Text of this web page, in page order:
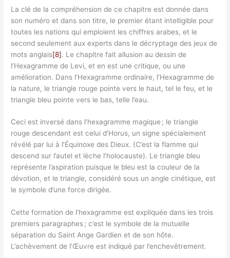
La clé de la compréhension de ce chapitre est donnée dans
son numéro et dans son titre, le premier étant intelligible pour
toutes les nations qui emploient les chiffres arabes, et le
second seulement aux experts dans le décryptage des jeux de
mots anglais[8]. Le chapitre fait allusion au dessin de
l’Hexagramme de Levi, et en est une critique, ou une
amélioration. Dans l’Hexagramme ordinaire, l’Hexagramme de
la nature, le triangle rouge pointe vers le haut, tel le feu, et le
triangle bleu pointe vers le bas, telle l’eau.
Ceci est inversé dans l’hexagramme magique ; le triangle
rouge descendant est celui d’Horus, un signe spécialement
révélé par lui à l’Équinoxe des Dieux. (C’est la flamme qui
descend sur l’autel et lèche l’holocauste). Le triangle bleu
représente l’aspiration puisque le bleu est la couleur de la
dévotion, et le triangle, considéré sous un angle cinétique, est
le symbole d’une force dirigée.
Cette formation de l’hexagramme est expliquée dans les trois
premiers paragraphes ; c’est le symbole de la mutuelle
séparation du Saint Ange Gardien et de son hôte.
L’achèvement de l’Œuvre est indiqué par l’enchevêtrement.